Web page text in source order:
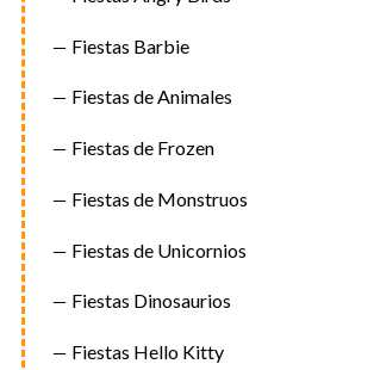
Fiestas Barbie
Fiestas de Animales
Fiestas de Frozen
Fiestas de Monstruos
Fiestas de Unicornios
Fiestas Dinosaurios
Fiestas Hello Kitty